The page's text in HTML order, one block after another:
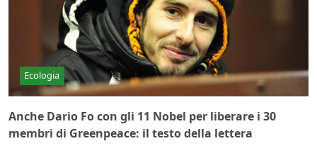
Ecologia
Anche Dario Fo con gli 11 Nobel per liberare i 30
membri di Greenpeace: il testo della lettera